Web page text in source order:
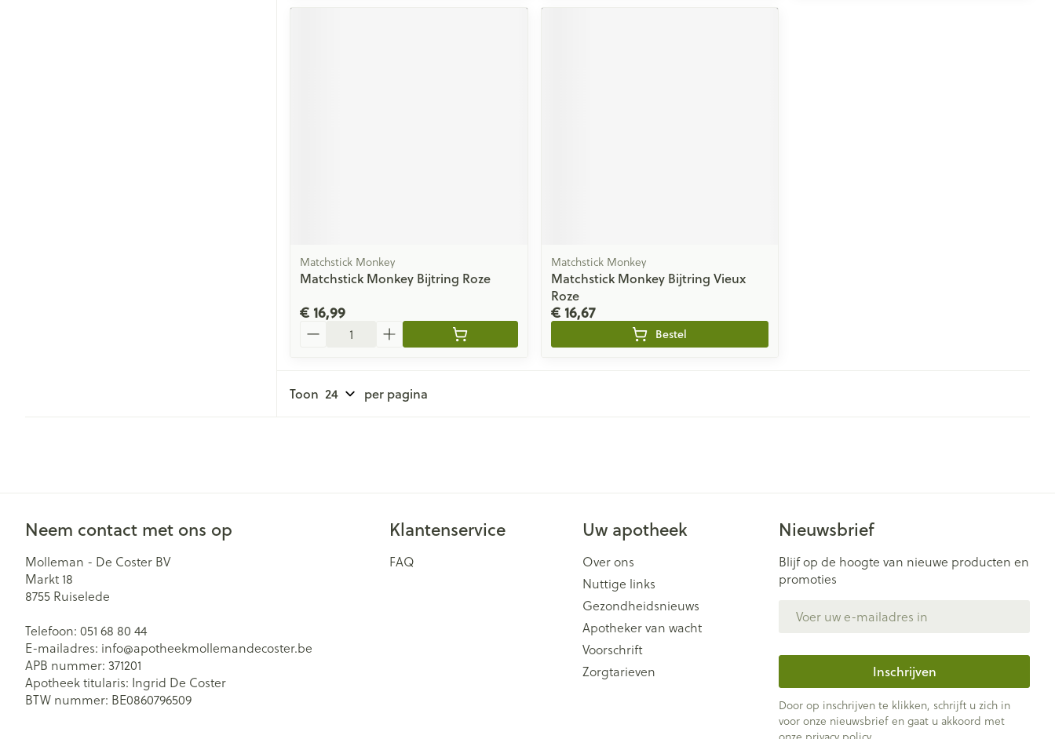
Matchstick Monkey
Matchstick Monkey Bijtring Roze
€ 16,99
Matchstick Monkey
Matchstick Monkey Bijtring Vieux
Roze
€ 16,67
Bestel
Toon per pagina
Neem contact met ons op
Molleman - De Coster BV
Markt 18
8755 Ruiselede
Telefoon: 051 68 80 44
E-mailadres: info@apotheekmollemandecoster.be
APB nummer: 371201
Apotheek titularis: Ingrid De Coster
BTW nummer: BE0860796509
Klantenservice
FAQ
Uw apotheek
Over ons
Nuttige links
Gezondheidsnieuws
Apotheker van wacht
Voorschrift
Zorgtarieven
Nieuwsbrief
Blijf op de hoogte van nieuwe producten en
promoties
Inschrijven
Door op inschrijven te klikken, schrijft u zich in
voor onze nieuwsbrief en gaat u akkoord met